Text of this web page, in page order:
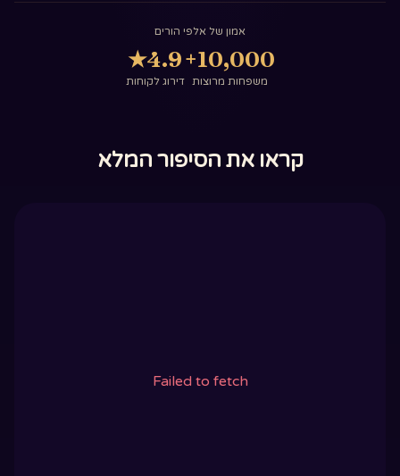
אמון של אלפי הורים
10,000+
משפחות מרוצות
4.9
★
דירוג לקוחות
קראו את הסיפור המלא
Failed to fetch